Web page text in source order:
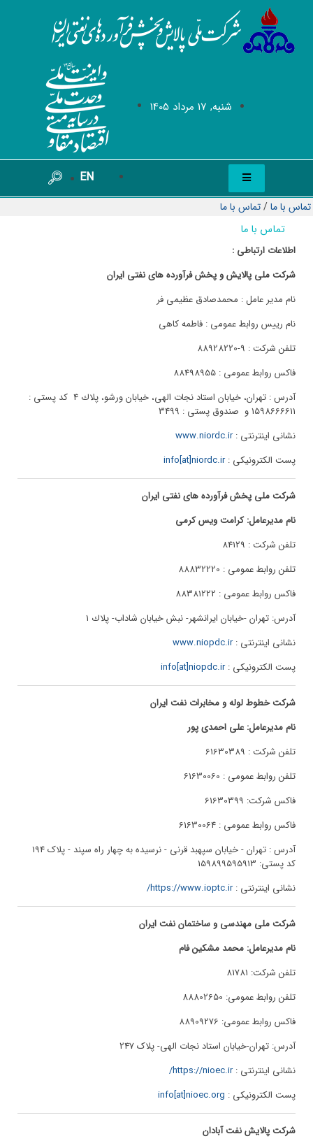
شنبه, 17 مرداد 1405
EN
تماس با ما/تماس با ما
تماس با ما
اطلاعات ارتباطی :
شرکت ملی پالایش و پخش فرآورده های نفتی ایران
نام مدیر عامل : محمدصادق عظیمی فر
نام رییس روابط عمومی : فاطمه کاهی
تلفن شرکت : 9-88928220
فاکس روابط عمومی : 88498955
آدرس : تهران، خیابان استاد نجات الهی، خیابان ورشو، پلاك 4 کد پستی :
1598666611 و صندوق پستی : 3499
نشانی اینترنتی :www.niordc.ir
پست الکترونیکی :info[at]niordc.ir
شرکت ملی پخش فرآورده های نفتی ایران
نام مدیرعامل: کرامت ویس کرمی
تلفن شرکت : 84129
تلفن روابط عمومی : 88832220
فاکس روابط عمومی : 88381222
آدرس: تهران -خیابان ایرانشهر- نبش خيابان شاداب- پلاك 1
نشانی اینترنتی :www.niopdc.ir
پست الکترونیکی :info[at]niopdc.ir
شرکت خطوط لوله و مخابرات نفت ایران
نام مدیرعامل: علی احمدی پور
تلفن شرکت : 61630389
تلفن روابط عمومی : 61630060
فاکس شرکت: 61630399
فاکس روابط عمومی : 61630064
کد پستی: 159899595913
نشانی اینترنتی :https://www.ioptc.ir/
شرکت ملی مهندسی و ساختمان نفت ایران
نام مدیرعامل: محمد مشکین فام
تلفن شرکت: 81781
تلفن روابط عمومی: 88802650
فاکس روابط عمومی: 88909276
آدرس: تهران-خیابان استاد نجات الهی- پلاک 247
نشانی اینترنتی :https://nioec.ir/
پست الکترونیکی : info[at]nioec.org
شرکت پالایش نفت آبادان